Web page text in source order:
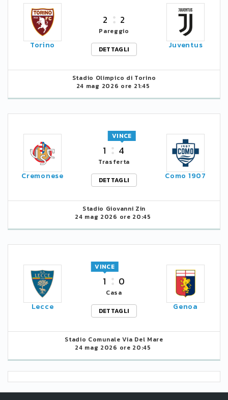
Torino
2 2
Pareggio
DETTAGLI
Juventus
Stadio Olimpico di Torino
24 mag 2026 ore 21:45
Cremonese
1 4
VINCE
Trasferta
DETTAGLI
Como 1907
Stadio Giovanni Zin
24 mag 2026 ore 20:45
Lecce
1
VINCE
0
Casa
DETTAGLI
Genoa
Stadio Comunale Via Del Mare
24 mag 2026 ore 20:45